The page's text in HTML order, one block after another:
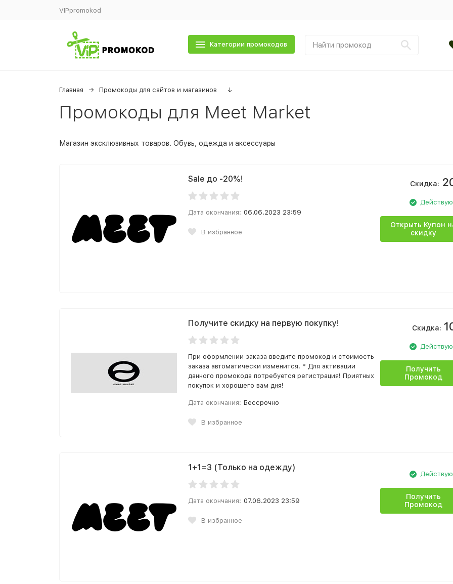
VIPpromokod
Категории промокодов
Главная Промокоды для сайтов и магазинов ↓
Промокоды для Meet Market
Магазин эксклюзивных товаров. Обувь, одежда и аксессуары
Sale до -20%!
Дата окончания: 06.06.2023 23:59
В избранное
Скидка:
Открыть Купон
скидку
Получите скидку на первую покупку!
При оформлении заказа введите промокод и стоимость
заказа автоматически изменится. * Для активации
данного промокода потребуется регистрация! Приятных
покупок и хорошего вам дня!
Дата окончания: Бессрочно
В избранное
Скидка:
Получить
Промокод
1+1=3 (Только на одежду)
Дата окончания: 07.06.2023 23:59
В избранное
Получить
Промокод